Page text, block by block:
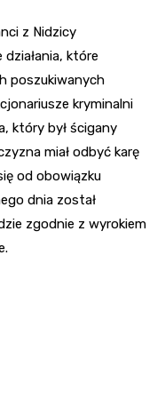
z Nidzicy
które
poszukiwanych
kryminalni
który był ścigany
miał odbyć karę
od obowiązku
dnia został
zgodnie z wyrokiem